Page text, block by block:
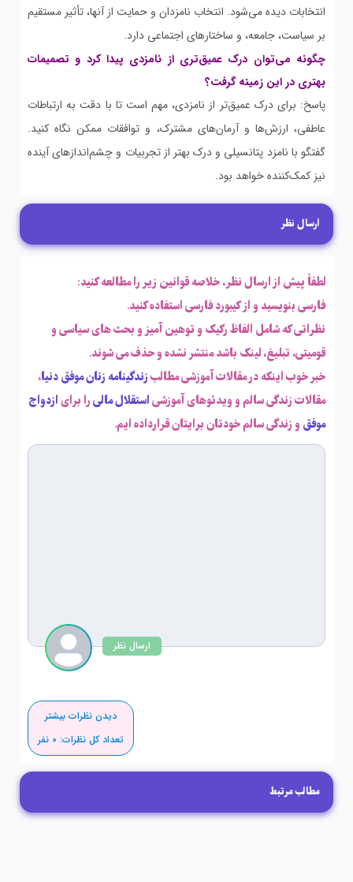
انتخابات دیده می‌شود. انتخاب نامزدان و حمایت از آنها، تأثیر مستقیم
بر سیاست، جامعه، و ساختارهای اجتماعی دارد.
چگونه می‌توان درک عمیق‌تری از نامزدی پیدا کرد و تصمیمات
بهتری در این زمینه گرفت؟
پاسخ: برای درک عمیق‌تر از نامزدی، مهم است تا با دقت به ارتباطات
عاطفی، ارزش‌ها و آرمان‌های مشترک، و توافقات ممکن نگاه کنید.
گفتگو با نامزد پتانسیلی و درک بهتر از تجربیات و چشم‌اندازهای آینده
نیز کمک‌کننده خواهد بود.
ارسال نظر
لطفاً پیش از ارسال نظر، خلاصه قوانین زیر را مطالعه کنید:
فارسی بنویسید و از کیبورد فارسی استفاده کنید.
نظراتی که شامل الفاظ رکیک و توهین آمیز و بحث های سیاسی و
قومیتی، تبلیغ، لینک باشد منتشر نشده و حذف می شوند.
خبر خوب اینکه در مقالات آموزشی مطالبزندگینامه زنان موفق دنیا،
مقالات زندگی سالم و ویدئوهای آموزشیاستقلال مالیرا برایازدواج
موفق و زندگی سالم خودتان برایتان قرارداده ایم.
ارسال نظر
دیدن نظرات بیشتر
تعداد کل نظرات: 0 نفر
مطالب مرتبط